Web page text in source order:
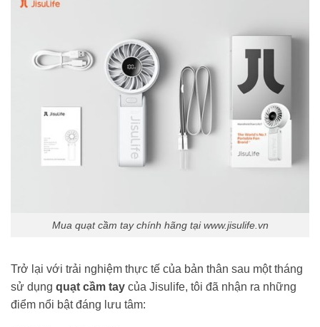
Mua quạt cầm tay chính hãng tại www.jisulife.vn
Trở lại với trải nghiệm thực tế của bản thân sau một tháng
sử dụng quạt cầm tay của Jisulife, tôi đã nhận ra những
điểm nổi bật đáng lưu tâm: